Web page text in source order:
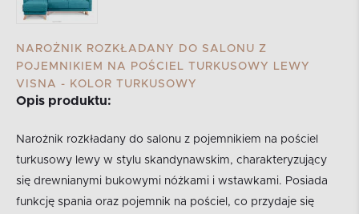
NAROŻNIK ROZKŁADANY DO SALONU Z
POJEMNIKIEM NA POŚCIEL TURKUSOWY LEWY
VISNA - KOLOR TURKUSOWY
Opis produktu:
Narożnik rozkładany do salonu z pojemnikiem na pościel
turkusowy lewy w stylu skandynawskim, charakteryzujący
się drewnianymi bukowymi nóżkami i wstawkami. Posiada
funkcję spania oraz pojemnik na pościel, co przydaje się